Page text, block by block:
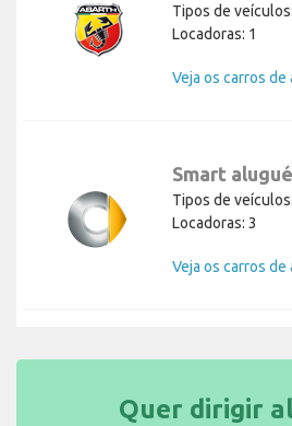
Tipos de
Locadoras: 1
Veja os carros
Smart
Tipos de
Locadoras: 3
Veja os carros
Quer dirigir